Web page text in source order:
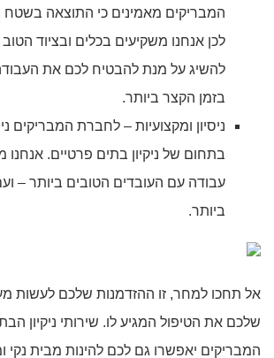
המבריקים מאמינים כי התוצאה
לכן אנחנו משקיעים בכלים ובציוד הטוב
להשיג על מנת להבטיח לכם את
בזמן הקצר ביותר.
ניסיון ומקצועיות – לחברת המבריקים
בתחום של ניקיון בתים פרטיים. אנחנו
עבודה עם העובדים הטובים ביותר –
ביותר.
אל תחכו למחר, זו ההזדמנות שלכם לעשות
שלכם את הטיפול המגיע לו. שירותי ניקיון
המבריקים יאפשרו גם לכם להינות מבית נקי